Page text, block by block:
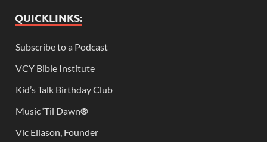
QUICKLINKS:
Subscribe to a Podcast
VCY Bible Institute
Kid’s Talk Birthday Club
Music ‘Til Dawn®
Vic Eliason, Founder